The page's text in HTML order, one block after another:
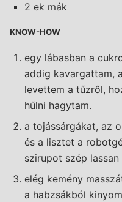
2 ek mák
KNOW-HOW
egy lábasban a
addig kavargattam,
levettem a tűzről,
hűlni hagytam.
a tojássárgákat, az
és a lisztet a
szirupot szép
elég kemény
a habzsákból